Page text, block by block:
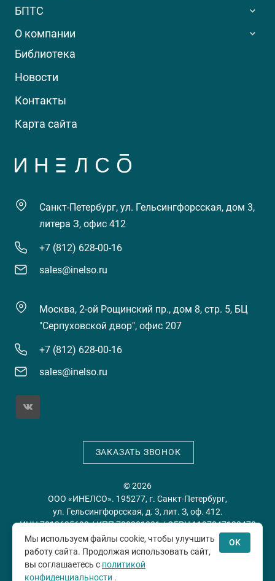
БПТС
О компании
Библиотека
Новости
Контакты
Карта сайта
Санкт-Петербург, ул. Гельсингфорсская, дом 3,
литера З, офис 412
+7 (812) 628-00-16
sales@inelso.ru
Москва, 2-ой Рощинский пр., дом 8, стр. 5, БЦ
"Серпуховской двор", офис 207
+7 (812) 628-00-16
sales@inelso.ru
ЗАКАЗАТЬ ЗВОНОК
© 2026
ООО «ИНЕЛСО». 195277, г. Санкт-Петербург,
ул. Гельсингфорсская, д. 3, лит. З, оф. 412.
ИНН 7813635698 / КПП 780201001 / ОГРН 1197847128478
Политика конфиденциальности
соглашение
Мы используем файлы cookie, чтобы улучшить
работу сайта. Продолжая использовать сайт,
вы соглашаетесь с политикой
конфиденциальности .
OK